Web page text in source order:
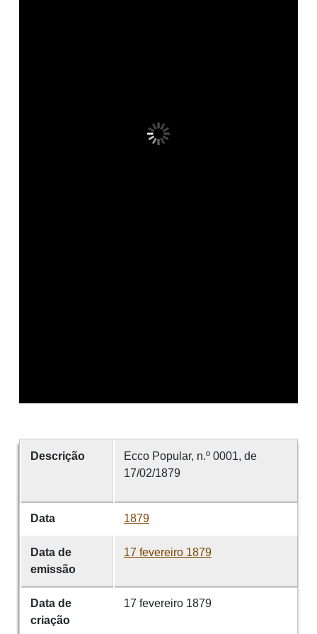
Descrição
Ecco Popular, n.º 0001, de
17/02/1879
Data 1879
Data de
emissão
17 fevereiro 1879
Data de
criação
17 fevereiro 1879